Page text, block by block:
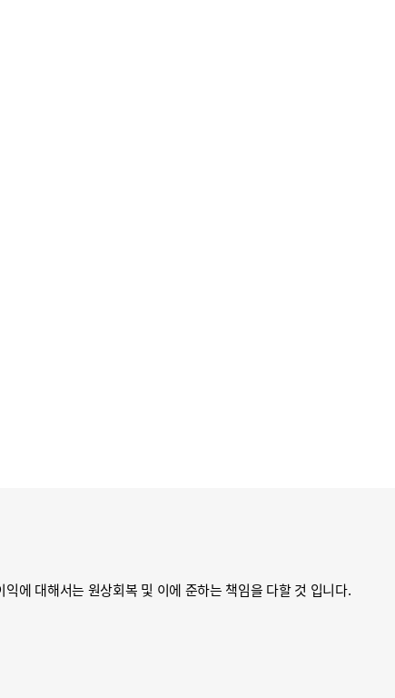
에 대해서는 원상회복 및 이에 준하는 책임을 다할 것 입니다.